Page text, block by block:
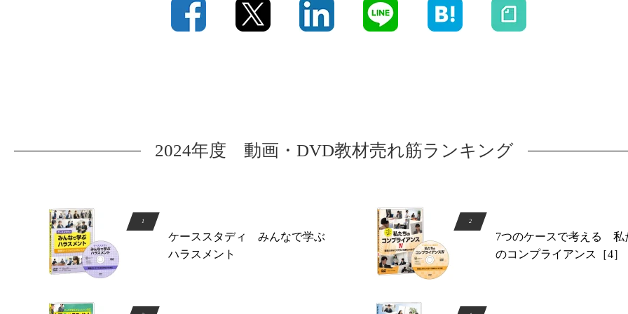
2024年度 動画・DVD教材売れ筋ランキング
ケーススタディ みんなで学ぶ
ハラスメント
7つのケースで考える 私
のコンプライアンス［4］